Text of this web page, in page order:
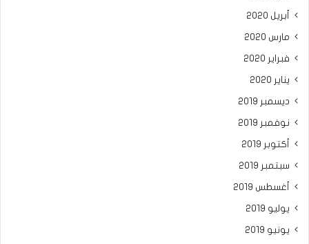
أبريل 2020
مارس 2020
فبراير 2020
يناير 2020
ديسمبر 2019
نوفمبر 2019
أكتوبر 2019
سبتمبر 2019
أغسطس 2019
يوليو 2019
يونيو 2019